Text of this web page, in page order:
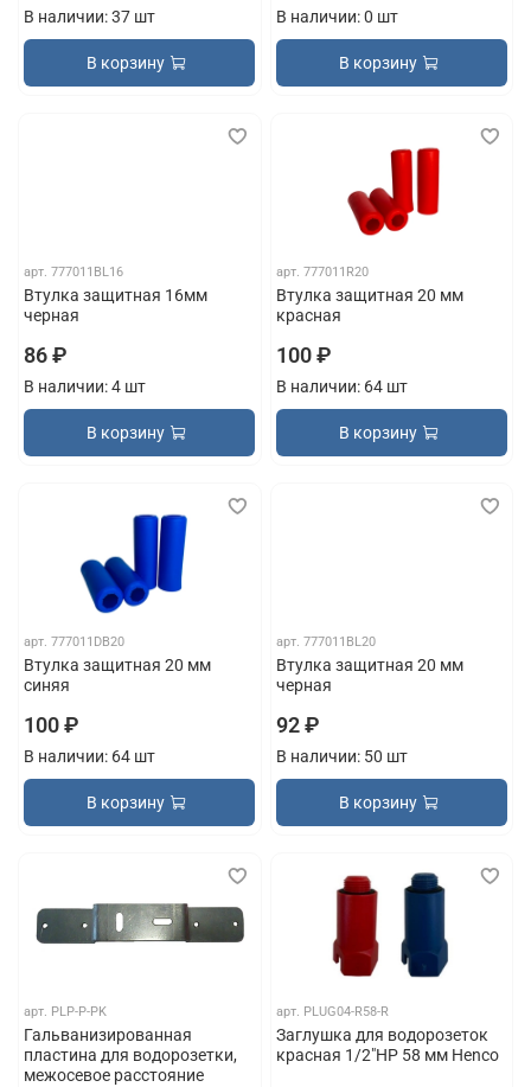
В наличии: 37 шт
В корзину
В наличии: 0 шт
В корзину
арт.777011BL16
Втулка защитная 16мм
черная
86 ₽
В наличии: 4 шт
В корзину
арт. 777011R20
Втулка защитная 20 мм
красная
100 ₽
В наличии: 64 шт
В корзину
арт.777011DB20
Втулка защитная 20 мм
синяя
100 ₽
В наличии: 64 шт
В корзину
арт. 777011BL20
Втулка защитная 20 мм
черная
92 ₽
В наличии: 50 шт
В корзину
арт. PLP-P-PK
Гальванизированная
пластина для водорозетки,
межосевое расстояние
арт. PLUG04-R58-R
Заглушка для водорозеток
красная 1/2"НР 58 мм Henco